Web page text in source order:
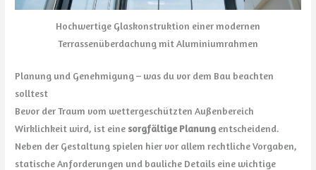
Hochwertige Glaskonstruktion einer modernen
Terrassenüberdachung mit Aluminiumrahmen
Planung und Genehmigung – was du vor dem Bau beachten
solltest
Bevor der Traum vom wettergeschützten Außenbereich
Wirklichkeit wird, ist eine sorgfältige Planung entscheidend.
Neben der Gestaltung spielen hier vor allem rechtliche Vorgaben,
statische Anforderungen und bauliche Details eine wichtige